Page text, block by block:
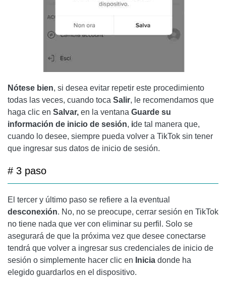
Nótese bien, si desea evitar repetir este procedimiento
todas las veces, cuando toca Salir, le recomendamos que
haga clic en Salvar, en la ventana Guarde su
información de inicio de sesión, ide tal manera que,
cuando lo desee, siempre pueda volver a TikTok sin tener
que ingresar sus datos de inicio de sesión.
# 3 paso
El tercer y último paso se refiere a la eventual
desconexión. No, no se preocupe, cerrar sesión en TikTok
no tiene nada que ver con eliminar su perfil. Solo se
asegurará de que la próxima vez que desee conectarse
tendrá que volver a ingresar sus credenciales de inicio de
sesión o simplemente hacer clic en Inicia donde ha
elegido guardarlos en el dispositivo.